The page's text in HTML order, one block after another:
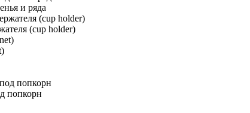
и ряда
(cup holder)
попкорн